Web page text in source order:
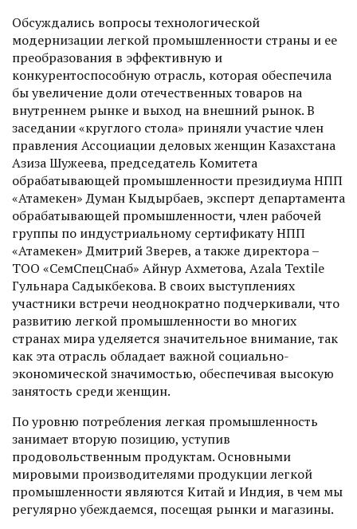
Обсуждались вопросы технологической
модернизации легкой промышленности страны и ее
преобразования в эффективную и
конкурентоспособную отрасль, которая обеспечила
бы увеличение доли отечественных товаров на
внутреннем рынке и выход на внешний рынок. В
заседании «круг­лого стола» приняли участие член
правления Ассоциации деловых женщин Казахстана
Азиза Шужеева, председатель Комитета
обрабатывающей промышленности президиума НПП
«Атамекен» Думан Кыдырбаев, эксперт департамен­та
обрабатывающей промышленности, член рабочей
группы по индустриальному сертификату НПП
«Атамекен» Дмитрий Зверев, а также директора –
ТОО «СемСпецСнаб» Айнур Ахметова, Azala Textile
Гульнара Садыкбекова. В своих выступлениях
участники встречи неоднократно подчеркивали, что
развитию легкой промышленности во многих
странах мира уделяется значительное внимание, так
как эта отрасль обладает важной социально-
экономической значимостью, обеспечивая высокую
занятость среди женщин.
По уровню потребления легкая промышленность
занимает вторую позицию, уступив
продовольственным продуктам. Основными
мировыми производителями продукции легкой
промышленности являются Китай и Индия, в чем мы
регулярно убеждаемся, посещая рынки и магазины.